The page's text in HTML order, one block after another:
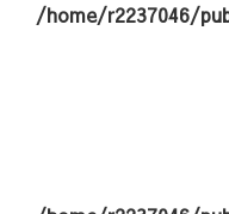
/home/r2237046/